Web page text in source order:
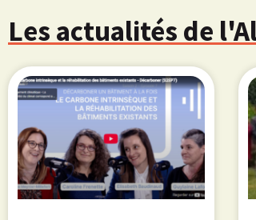
Les actualités de